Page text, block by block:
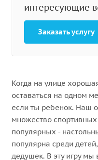
интересующие
Заказать услугу
Когда на улице
оставаться на одном
если ты ребенок. Наш
множество
популярных -
популярна среди
дедушек. В эту игру мы